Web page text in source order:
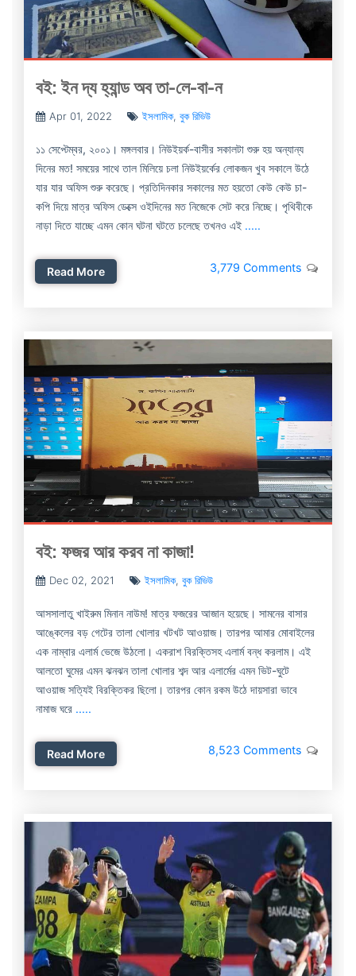
বই: ইন দ্য হ্যান্ড অব তা-লে-বা-ন
Apr 01, 2022 ইসলামিক, বুক রিভিউ
১১ সেপ্টেম্বর, ২০০১। মঙ্গলবার। নিউইয়র্ক-বাসীর সকালটা শুরু হয় অন্যান্য
দিনের মত! সময়ের সাথে তাল মিলিয়ে চলা নিউইয়র্কের লোকজন খুব সকালে উঠে
যার যার অফিস শুরু করেছে। প্রতিদিনকার সকালের মত হয়তো কেউ কেউ চা-
কপি দিয়ে মাত্র অফিস ডেক্সে ওইদিনের মত নিজেকে সেট করে নিচ্ছে। পৃথিবীকে
নাড়া দিতে যাচ্ছে এমন কোন ঘটনা ঘটতে চলেছে তখনও এই .....
Read More 3,779 Comments
বই: ফজর আর করব না কাজা!
Dec 02, 2021 ইসলামিক, বুক রিভিউ
আসসালাতু খাইরুম মিনান নাউম! মাত্র ফজরের আজান হয়েছে। সামনের বাসার
আঙ্কেলের বড় গেটের তালা খোলার খটখট আওয়াজ। তারপর আমার মোবাইলের
এক নাম্বার এলার্ম ভেজে উঠলো। একরাশ বিরক্তিসহ এলার্ম বন্ধ করলাম। এই
আলতো ঘুমের এমন ঝনঝন তালা খোলার শব্দ আর এলার্মের এমন ভিট-ঘুটে
আওয়াজ সত্যিই বিরক্তিকর ছিলো। তারপর কোন রকম উঠে দায়সারা ভাবে
নামাজ ঘরে .....
Read More 8,523 Comments